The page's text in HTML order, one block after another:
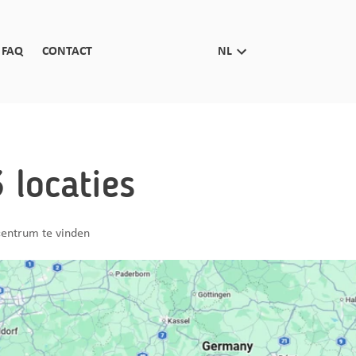
FAQ CONTACT NL
locaties
te vinden